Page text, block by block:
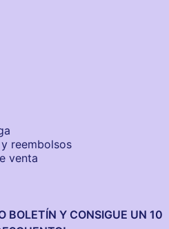
reembolsos
venta
BOLETÍN Y CONSIGUE UN 10